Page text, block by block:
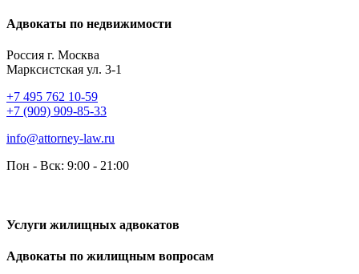
Адвокаты по недвижимости
Россия г. Москва
Марксистская ул. 3-1
+7 495 762 10-59
+7 (909) 909-85-33
info@attorney-law.ru
Пон - Вск: 9:00 - 21:00
Услуги жилищных адвокатов
Адвокаты по жилищным вопросам